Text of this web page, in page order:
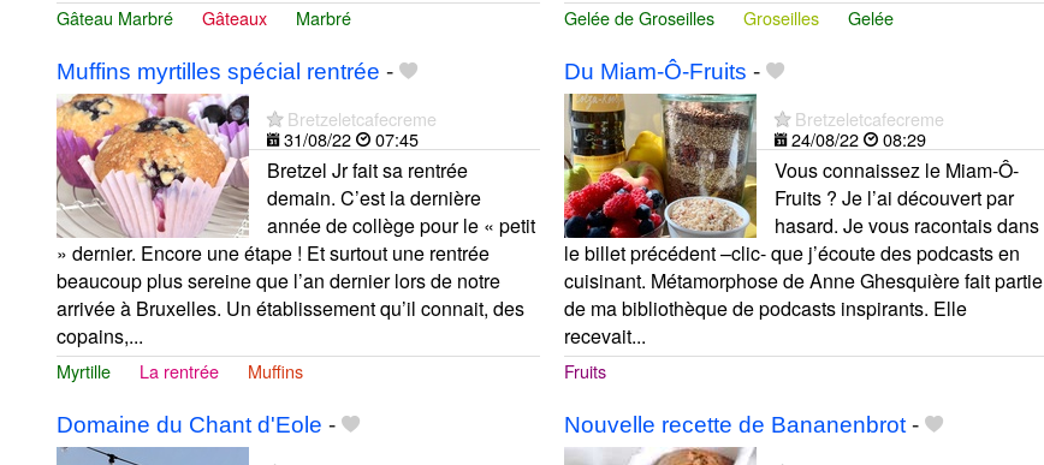
Gâteau Marbré Gâteaux Marbré Gelée de Groseilles Groseilles Gelée
Muffins myrtilles spécial rentrée -
Bretzeletcafecreme
31/08/22
07:45
Bretzel Jr fait sa rentrée
demain. C’est la dernière
année de collège pour le « petit
» dernier. Encore une étape ! Et surtout une rentrée
beaucoup plus sereine que l’an dernier lors de notre
arrivée à Bruxelles. Un établissement qu’il connait, des
copains,...
Myrtille La rentrée Muffins
Du Miam-Ô-Fruits -
Bretzeletcafecreme
24/08/22
08:29
Vous connaissez le Miam-Ô-
Fruits ? Je l’ai découvert par
hasard. Je vous racontais dans
le billet précédent –clic- que j’écoute des podcasts en
cuisinant. Métamorphose de Anne Ghesquière fait partie
de ma bibliothèque de podcasts inspirants. Elle
recevait...
Fruits
Domaine du Chant d'Eole -
Nouvelle recette de Bananenbrot-